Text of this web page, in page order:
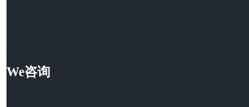
We咨询